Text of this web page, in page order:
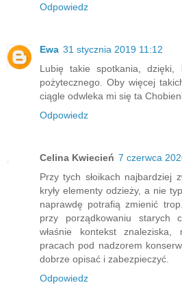
Odpowiedz
Ewa 31 stycznia 2019 11:12
Lubię takie spotkania,
pożytecznego. Oby więcej
ciągle odwleka mi się ta
Odpowiedz
Celina Kwiecień 7 czerwca
Przy tych słoikach najbardziej
kryły elementy odzieży, a nie
naprawdę potrafią zmienić
przy porządkowaniu starych
właśnie kontekst
pracach pod nadzorem
dobrze opisać i zabezpieczyć.
Odpowiedz